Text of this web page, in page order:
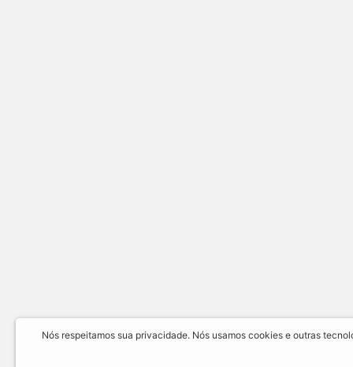
Nós respeitamos sua privacidade. Nós usamos cookies e outras